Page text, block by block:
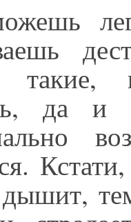
такие,
да и
дышит,